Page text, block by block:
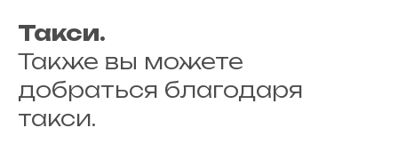
Такси.
Также вы можете
добраться благодаря
такси.